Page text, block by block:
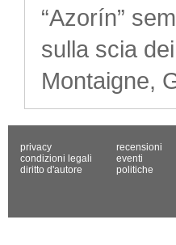
“Azorín”
sulla scia
Montaigne,
privacy
condizioni legali
diritto d'autore
recensioni
eventi
politiche